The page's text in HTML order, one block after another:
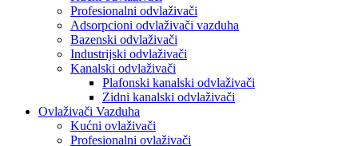
Profesionalni odvlaživači
Adsorpcioni odvlaživači vazduha
Bazenski odvlaživači
Industrijski odvlaživači
Kanalski odvlaživači
Plafonski kanalski odvlaživači
Zidni kanalski odvlaživači
Ovlaživači Vazduha
Kućni ovlaživači
Profesionalni ovlaživači